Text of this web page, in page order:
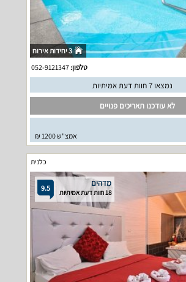
3 יחידות אירוח
טלפון:052-9121347
נמצאו 7 חוות דעת אמיתיות
לא עודכנו תאריכים פנויים
אמצ"ש 1200 ₪
כלנית
9.5 מדהים
18 חוות דעת אמיתיות